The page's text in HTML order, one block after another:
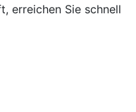
erreichen Sie schnell